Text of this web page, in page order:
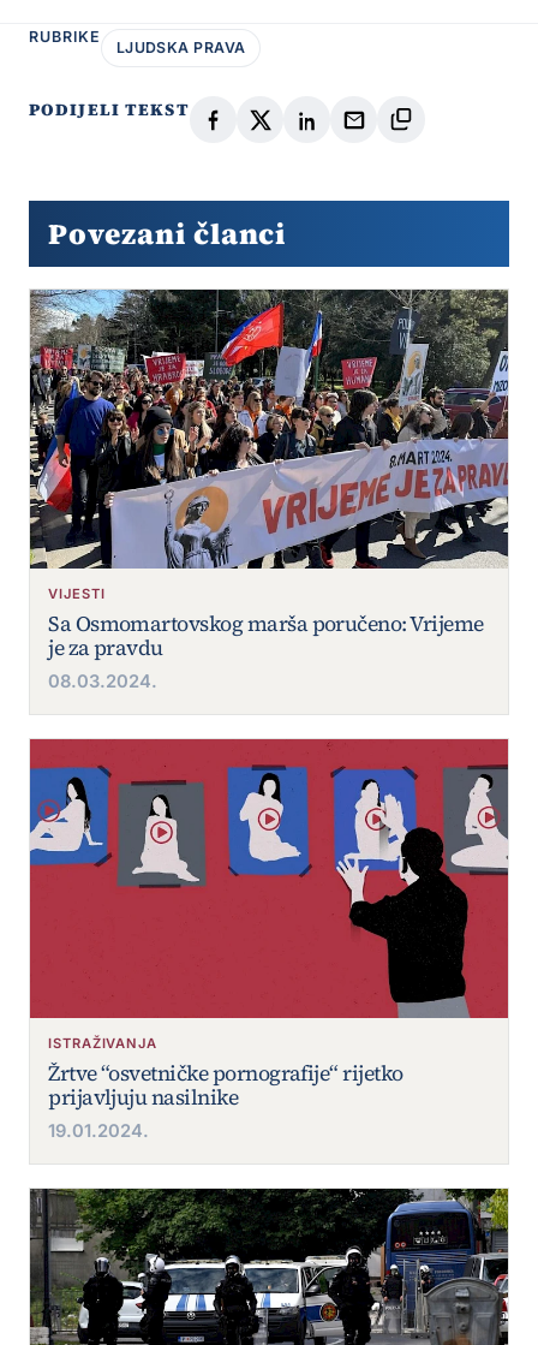
RUBRIKE
LJUDSKA PRAVA
PODIJELI TEKST
Povezani članci
VIJESTI
Sa Osmomartovskog marša poručeno: Vrijeme
je za pravdu
08.03.2024.
ISTRAŽIVANJA
Žrtve “osvetničke pornografije“ rijetko
prijavljuju nasilnike
19.01.2024.